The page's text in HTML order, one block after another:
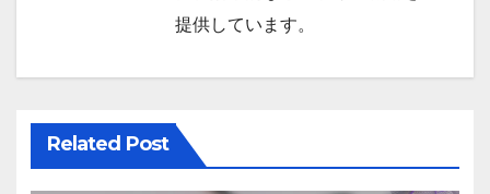
提供しています。
Related Post